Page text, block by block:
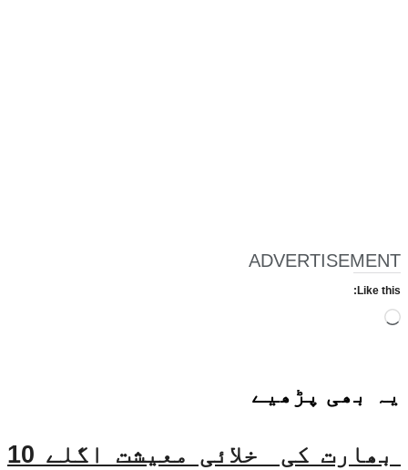
ADVERTISEMENT
Like this:
Loading…
یہ بھی پڑھیے
بھارت کی خلائی معیشت اگلے 10